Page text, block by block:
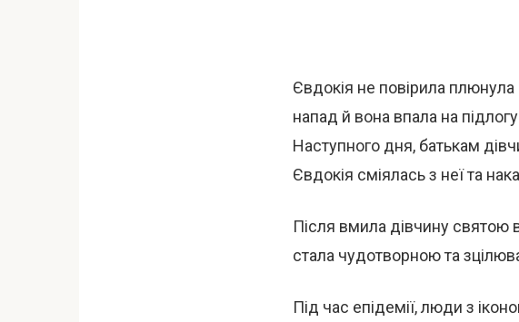
Євдокія не повірила
напад й вона впала на
Наступного дня, батькам
Євдокія сміялась з неї та
Після вмила дівчину святою
стала чудотворною та
Під час епідемії, люди з